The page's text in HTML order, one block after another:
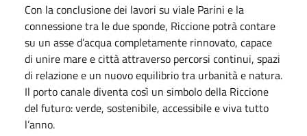
Con la conclusione dei lavori su viale Parini e la
connessione tra le due sponde, Riccione potrà contare
su un asse d’acqua completamente rinnovato, capace
di unire mare e città attraverso percorsi continui, spazi
di relazione e un nuovo equilibrio tra urbanità e natura.
Il porto canale diventa così un simbolo della Riccione
del futuro: verde, sostenibile, accessibile e viva tutto
l’anno.